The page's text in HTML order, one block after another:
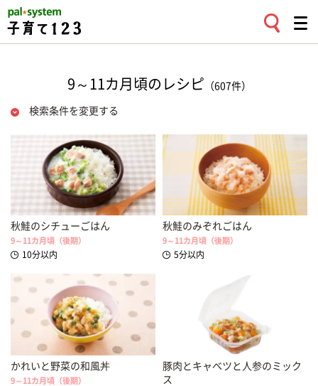
9～11カ月頃のレシピ （607件）
検索条件を変更する
秋鮭のシチューごはん
9～11カ月頃（後期）
10分以内
秋鮭のみぞれごはん
9～11カ月頃（後期）
5分以内
かれいと野菜の和風丼
9～11カ月頃（後期）
豚肉とキャベツと人参のミック
ス